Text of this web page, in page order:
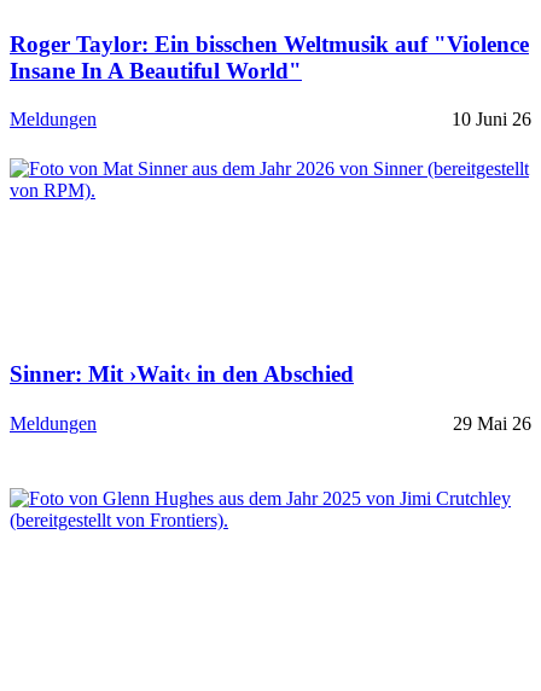
Roger Taylor: Ein bisschen Weltmusik auf "Violence
Insane In A Beautiful World"
Meldungen 10 Juni 26
Sinner: Mit ›Wait‹ in den Abschied
Meldungen 29 Mai 26